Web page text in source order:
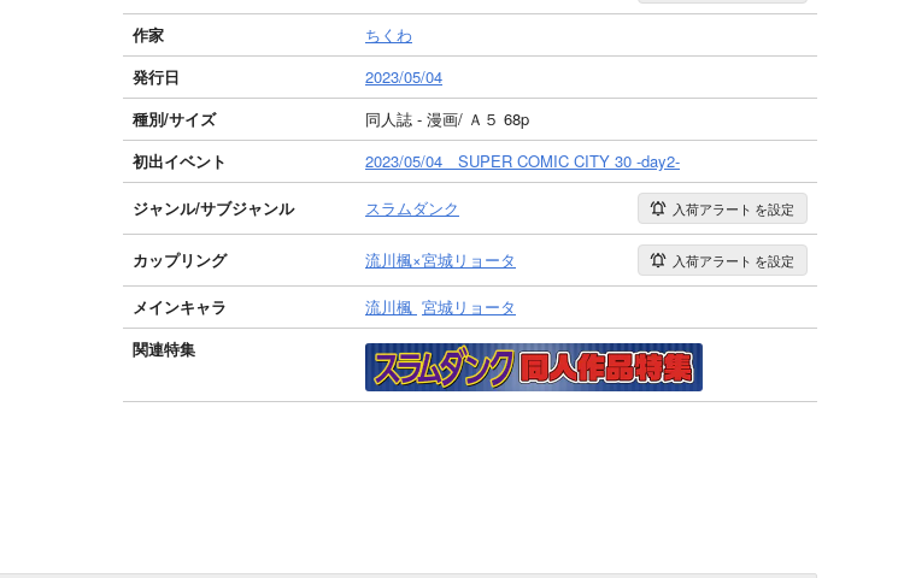
作家
ちくわ
発行日
2023/05/04
種別/サイズ
同人誌 - 漫画/ Ａ５ 68p
初出イベント
2023/05/04 SUPER COMIC CITY 30 -day2-
ジャンル/サブジャンル スラムダンク 入荷アラート を設定
カップリング 流川楓×宮城リョータ 入荷アラート を設定
メインキャラ 流川楓 宮城リョータ
関連特集